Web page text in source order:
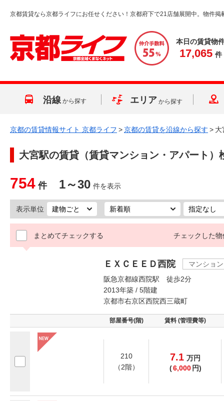
京都賃貸なら京都ライフにお任せください！京都府下で21店舗展開中。物件掲
本日の賃貸物
17,065 件
沿線 から探す エリア から探す
京都の賃貸情報サイト 京都ライフ >京都の賃貸を沿線から探す > 大
大宮駅の賃貸（賃貸マンション・アパート）
754 件 1～30 件を表示
表示単位
まとめてチェックする チェックした物
ＥＸＣＥＥＤ西院
マンション
阪急京都線西院駅 徒歩2分
2013年築 / 5階建
京都市右京区西院西三蔵町
部屋番号(階) 賃料 (管理費等)
210
（2階）
7.1 万円
(6,000 円)